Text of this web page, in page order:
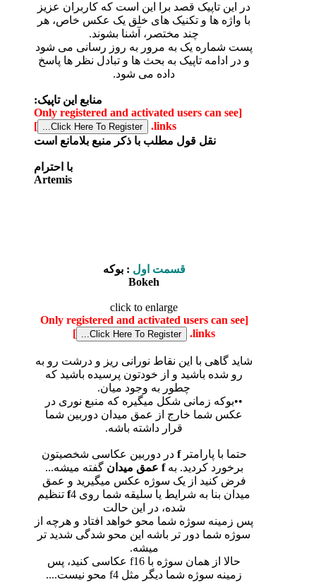
در این تاپیک قصد برا این است که کاربران عزیز
با واژه ها و تکنیک های خلق یک عکس خاص، هر
چند مختصر، آشنا بشوند.
پست شماره یک به مرور به روز رسانی می شود
و در ادامه تاپیک به بحث ها و تبادل نظر ها پاسخ
داده می شود.
منابع این تاپیک:
[Only registered and activated users can see
links.
]
نقل قول مطلب با ذکر منبع بلامانع است
با احترام
Artemis
قسمت اول : بوکه
Bokeh
click to enlarge
[Only registered and activated users can see
links.
]
شاید گاهی با این نقاط نورانی ریز و درشت رو به
رو شده باشید و از خودتون پرسیده باشید که
چطور به وجود میان.
••بوکه زمانی شکل میگیره که منبع نوری در
عکس شما خارج از عمق میدان دوربین شما
قرار داشته باشه.
حتما با پارامترf در دوربین عکاسی شخصیتون
برخورد کردید. بهf عمق میدان گفته میشه...
فرض کنید از یک سوژه عکس میگیرید و عمق
میدان بنا به شرایط یا سلیقه شما روی
f 4 تنظیم
شده، در این حالت
پس زمینه سوژه شما محو خواهد افتاد و هرچه از
سوژه شما دور تر باشه این محو شدگی شدید تر
میشه.
حالا از همان سوژه با f16 عکاسی کنید، پس
زمینه سوژه شما دیگر مثل f4 محو نیست....